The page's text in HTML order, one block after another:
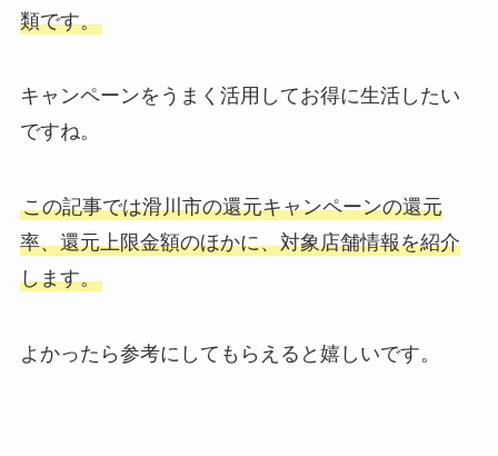
類です。
キャンペーンをうまく活用してお得に生活したい
ですね。
この記事では滑川市の還元キャンペーンの還元
率、還元上限金額のほかに、対象店舗情報を紹介
します。
よかったら参考にしてもらえると嬉しいです。